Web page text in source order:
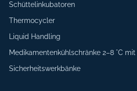
Schüttelinkubatoren
Thermocycler
Liquid Handling
Medikamentenkühlschränke 2–8 °C mit
Sicherheitswerkbänke